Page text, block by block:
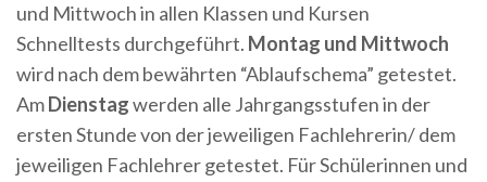
und Mittwoch in allen Klassen und Kursen
Schnelltests durchgeführt. Montag und Mittwoch
wird nach dem bewährten “Ablaufschema” getestet.
AmDienstagwerden alle Jahrgangsstufen in der
ersten Stunde von der jeweiligen Fachlehrerin/ dem
jeweiligen Fachlehrer getestet. Für Schülerinnen und